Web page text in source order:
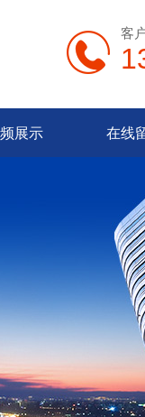
客
展示 在线